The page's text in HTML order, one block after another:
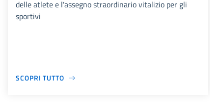
delle atlete e l'assegno straordinario vitalizio per gli
sportivi
SCOPRI TUTTO